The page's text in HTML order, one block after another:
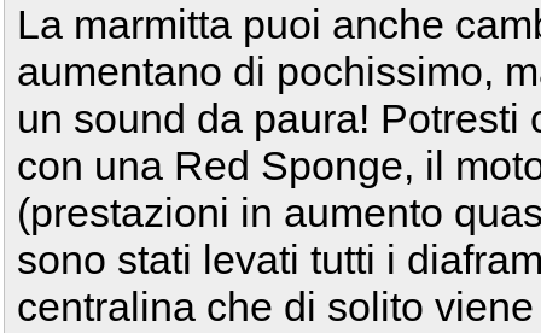
La marmitta puoi anche
aumentano di pochissimo,
un sound da paura!
con una Red Sponge, il
(prestazioni in aumento
sono stati levati tutti i
centralina che di solito